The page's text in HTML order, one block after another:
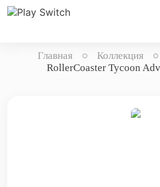
Главная Коллекция
RollerCoaster Tycoon